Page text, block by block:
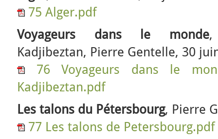
75 Alger.pdf
Voyageurs dans le monde,
Kadjibeztan, Pierre Gentelle, 30
76 Voyageurs dans le
Kadjibeztan.pdf
Les talons du Pétersbourg, Pierre
77 Les talons de Petersbourg.pdf